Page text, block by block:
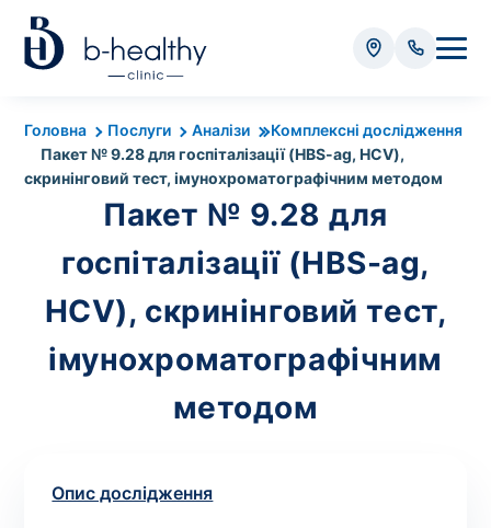
Головна Послуги Аналізи
Комплексні дослідження
Пакет № 9.28 для госпіталізації (HBS-ag, HCV),
скринінговий тест, імунохроматографічним методом
Пакет № 9.28 для
госпіталізації (HBS-ag,
HCV), скринінговий тест,
імунохроматографічним
методом
Опис дослідження
Аналізи
* Додатково оплачується (залежно від виду аналізу):
Вартість забору крові - 50 грн
Вартість забору біоматеріалу (крім крові) - від
35 грн
Всього: 0 грн
потрібний. Виняток становлять мазки та
зіскрібки. Взяття біоматеріалу для них